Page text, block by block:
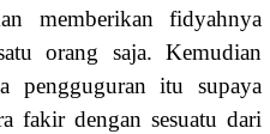
memberikan fidyahnya
orang saja. Kemudian
pengguguran itu supaya
fakir dengan sesuatu dari